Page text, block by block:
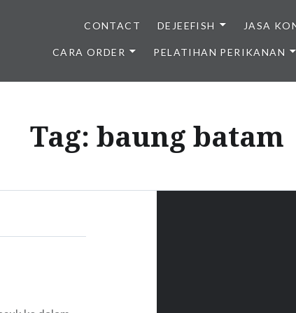
IKAN BERKUALITAS
CONTACT DEJEEFISH JASA
CARA ORDER PELATIHAN PERIKANAN
Tag: baung batam